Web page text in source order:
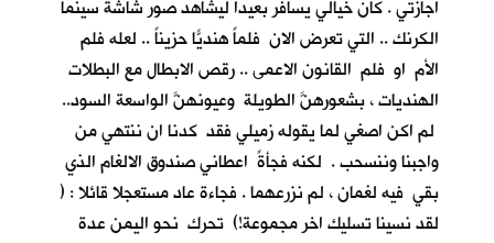
اجازتي . كان خيالي يسافر بعيدا ليشاهد صور شاشة سينما
الكرنك .. التي تعرض الان فلماً هنديّاً حزيناً .. لعله فلم
الأم او فلم القانون الاعمى .. رقص الابطال مع البطلات
الهنديات ، بشعورهنَّ الطويلة وعيونهنَّ الواسعة السود..
لم اكن اصغي لما يقوله زميلي فقد كدنا ان ننتهي من
واجبنا وننسحب . لكنه فجأةً اعطاني صندوق الالغام الذي
بقي فيه لغمان ، لم نزرعهما . فجاءة عاد مستعجلا قائلا : (
لقد نسينا تسليك اخر مجموعة!) تحرك نحو اليمن عدة